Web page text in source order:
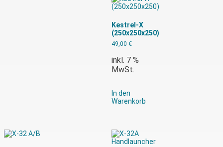
Kestrel-X
(250x250x250)
49,00 €
inkl. 7 %
MwSt.
In den
Warenkorb